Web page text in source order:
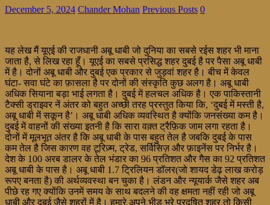
December 5, 2024 Chander Mohan Previous Posts 0
यह लेख मैं यूएई की राजधानी अबू धाबी जो दुनिया का सबसे रईस शहर भी माना
जाता है, से लिख रहा हूँ। यूएई का सबसे प्रसिद्ध शहर दुबई है पर पैसा अबू धाबी
में है। दोनों अबू धाबी और दुबई एक प्रकार से जुड़वां शहर है। बीच में केवल
घंटा- सवा घंटे का फ़ासला है पर दोनों की संस्कृति कुछ अलग है। अबू धाबी
अधिक सियाना बड़ा भाई लगता है। दुबई में हलचल अधिक है। एक पाकिस्तानी
टैक्सी ड्राइवर नें अंतर को बहुत अच्छी तरह प्रस्तुत किया कि, ‘दुबई में मस्ती है,
अबू धाबी में सकून है’। अबू धाबी अधिक व्यवस्थित है क्योंकि जनसंख्या कम है।
दुबई में वाहनों की संख्या इतनी है कि सारा वक़्त ट्रैफ़िक जाम लगा रहता है।
दोनों में मूलभूत अंतर है कि अबू धाबी के पास बहुत तेल है जबकि दुबई के पास
कम तेल है जिस कारण वह टूरिज़्म, ट्रेड, सर्विसिज़ और फ़ाइनेंस पर निर्भर है।
देश के 100 अरब डालर के तेल भंडार का 96 प्रतिशत और गैस का 92 प्रतिशत
अबू धाबी के पास है। अबू धाबी 1.7 ट्रिलियन डॉलर(जो शायद डेढ़ लाख करोड़
रूपए बनता है) की अर्थव्यवस्था बन चुका है। लंडन और न्यूयार्क जैसे शहर अब
पीछे रह गए क्योंकि उनमें समय के साथ बदलने की वह क्षमता नहीं रही जो अबू
धाबी और दुबई जैसे शहरों में है। हमारे अपने भीड़ भरे प्रदूषित शहर तो किसी